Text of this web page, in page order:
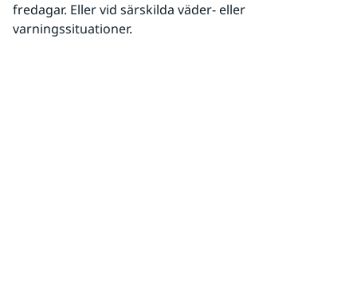
fredagar. Eller vid särskilda väder- eller
varningssituationer.